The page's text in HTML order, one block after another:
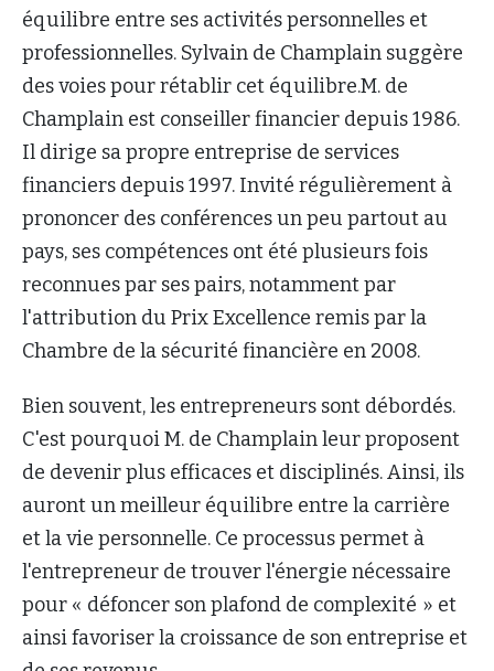
équilibre entre ses activités personnelles et
professionnelles. Sylvain de Champlain suggère
des voies pour rétablir cet équilibre.M. de
Champlain est conseiller financier depuis 1986.
Il dirige sa propre entreprise de services
financiers depuis 1997. Invité régulièrement à
prononcer des conférences un peu partout au
pays, ses compétences ont été plusieurs fois
reconnues par ses pairs, notamment par
l'attribution du Prix Excellence remis par la
Chambre de la sécurité financière en 2008.
Bien souvent, les entrepreneurs sont débordés.
C'est pourquoi M. de Champlain leur proposent
de devenir plus efficaces et disciplinés. Ainsi, ils
auront un meilleur équilibre entre la carrière
et la vie personnelle. Ce processus permet à
l'entrepreneur de trouver l'énergie nécessaire
pour « défoncer son plafond de complexité » et
ainsi favoriser la croissance de son entreprise et